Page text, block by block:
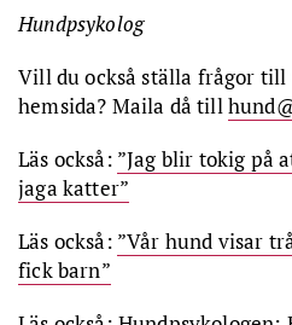
Hundpsykolog
Vill du också ställa frågor till
hemsida? Maila då till
Läs också: ”Jag blir tokig på
jaga katter”
Läs också: ”Vår hund visar
fick barn”